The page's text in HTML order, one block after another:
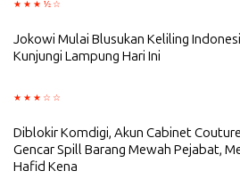
Jokowi Mulai Blusukan Keliling
Kunjungi Lampung Hari Ini
Diblokir Komdigi, Akun Cabinet
Gencar Spill Barang Mewah Pejabat,
Hafid Kena